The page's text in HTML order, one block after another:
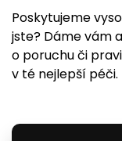
Poskytujeme
jste? Dáme vám
o poruchu či
v té nejlepší péči.